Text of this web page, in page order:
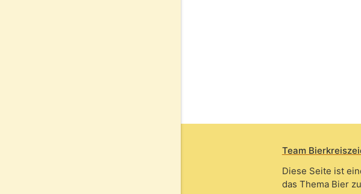
Team
Diese Seite ist
das Thema Bier